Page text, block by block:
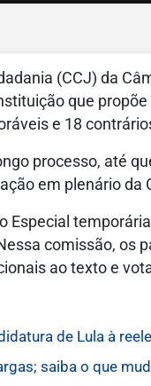
(CCJ) da
que
e 18
processo, até
em plenário da
Especial
comissão, os
ao texto e
de Lula à
saiba o que